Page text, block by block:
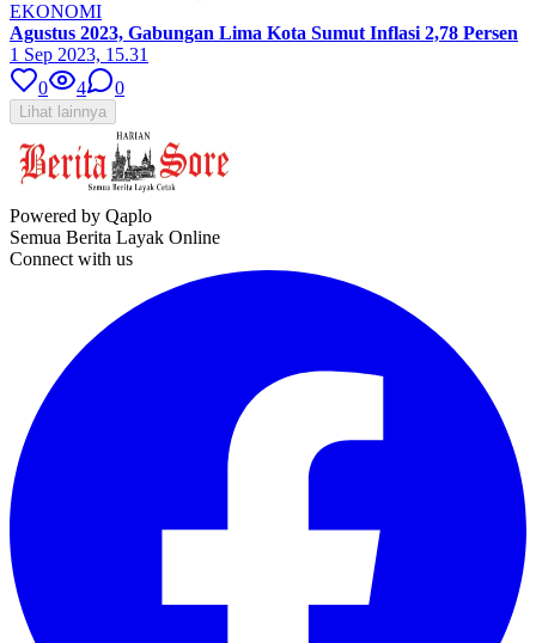
EKONOMI
Agustus 2023, Gabungan Lima Kota Sumut Inflasi 2,78 Persen
1 Sep 2023, 15.31
0
4 0
Lihat lainnya
Powered by Qaplo
Semua Berita Layak Online
Connect with us